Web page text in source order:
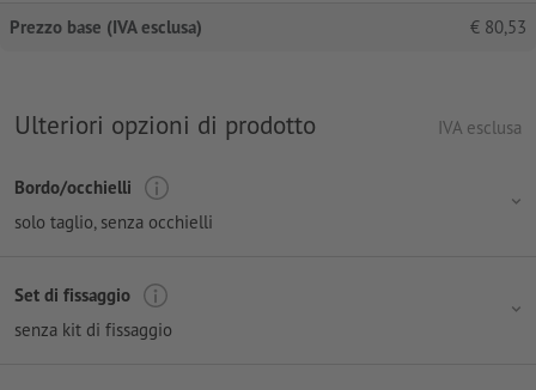
Prezzo base (IVA esclusa) € 80,53
Ulteriori opzioni di prodotto IVA esclusa
Bordo/occhielli
solo taglio, senza occhielli
Set di fissaggio
senza kit di fissaggio